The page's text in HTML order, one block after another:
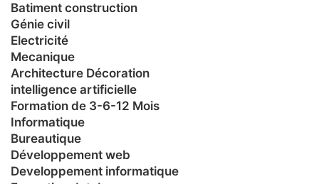
Batiment construction
Génie civil
Electricité
Mecanique
Architecture Décoration
intelligence artificielle
Formation de 3-6-12 Mois
Informatique
Bureautique
Développement web
Developpement informatique